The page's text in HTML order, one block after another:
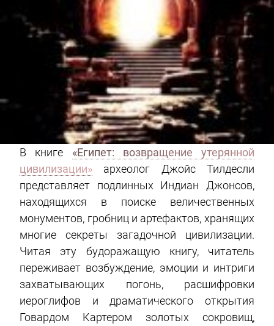
В книге «Египет: возвращение утерянной
цивилизации» археолог Джойс Тилдесли
представляет подлинных Индиан Джонсов,
находящихся в поиске величественных
монументов, гробниц и артефактов, хранящих
многие секреты загадочной цивилизации.
Читая эту будоражащую книгу, читатель
переживает возбуждение, эмоции и интриги
захватывающих погонь, расшифровки
иероглифов и драматического открытия
Говардом Картером золотых сокровищ,